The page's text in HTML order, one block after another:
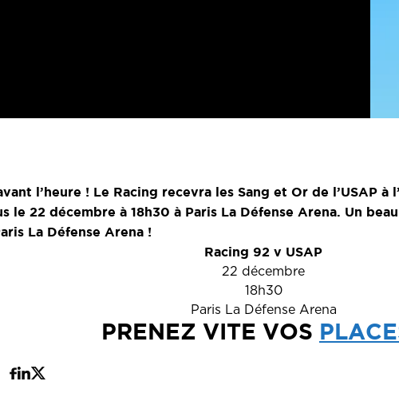
l’heure ! Le Racing recevra les Sang et Or de l’USAP à
le 22 décembre à 18h30 à Paris La Défense Arena. Un
La Défense Arena !
Racing 92 v USAP
22 décembre
18h30
Paris La Défense Arena
PRENEZ VITE VOS